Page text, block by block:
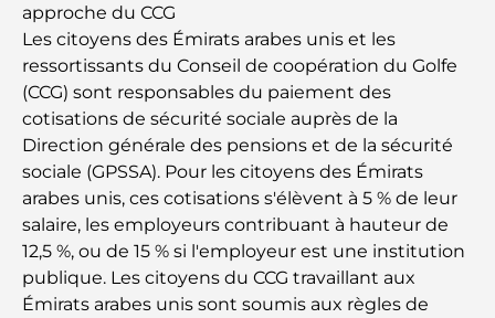
Les 7 meilleurs restaurants de Dubai Creek
Harbour où dîner
Les meilleures écoles de Dubai Marina : un guide
adapté aux familles
Restaurants à Dubai Hills : Les meilleures adresses
gourmandes d’un quartier en pleine expansion
Les meilleurs parcours de golf de championnat à
Dubaï
approche du CCG
Les citoyens des Émirats arabes unis et les
ressortissants du Conseil de coopération du Golfe
(CCG) sont responsables du paiement des
cotisations de sécurité sociale auprès de la
Direction générale des pensions et de la sécurité
sociale (GPSSA). Pour les citoyens des Émirats
arabes unis, ces cotisations s'élèvent à 5 % de leur
salaire, les employeurs contribuant à hauteur de
12,5 %, ou de 15 % si l'employeur est une institution
publique. Les citoyens du CCG travaillant aux
Émirats arabes unis sont soumis aux règles de